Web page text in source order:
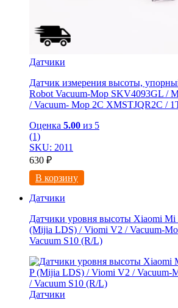
Датчики
Датчик измерения высоты,
Robot Vacuum-Mop SKV4093GL /
/ Vacuum- Mop 2C XMSTJQR2C /
Оценка 5.00 из 5
(1)
SKU: 2011
630 ₽
В корзину
Датчики
Датчики уровня высоты Xiaomi Mi
(Mijia LDS) / Viomi V2 / Vacuum-
Vacuum S10 (R/L)
Датчики